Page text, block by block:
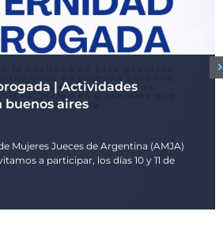
| Actividades
buenos aires
Mujeres Jueces de Argentina (AMJA)
a participar, los días 10 y 11 de